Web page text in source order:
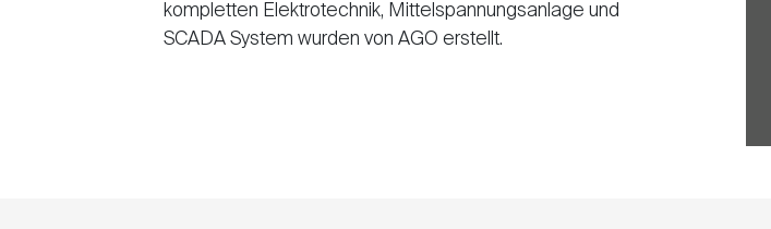
kompletten Elektrotechnik, Mittelspannungsanlage und
SCADA System wurden von AGO erstellt.